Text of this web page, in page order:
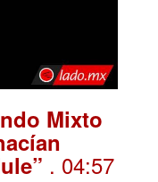
Mixto
. 04:57